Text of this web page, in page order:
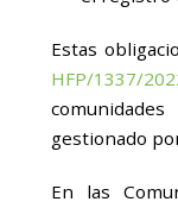
Estas
HFP/1337/
gestionado
En las